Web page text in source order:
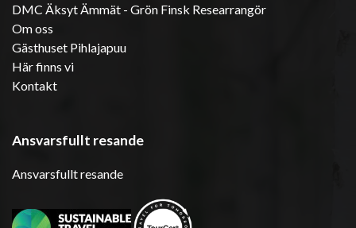
DMC Äksyt Ämmät - Grön Finsk Researrangör
Om oss
Gästhuset Pihlajapuu
Här finns vi
Kontakt
Ansvarsfullt resande
Ansvarsfullt resande